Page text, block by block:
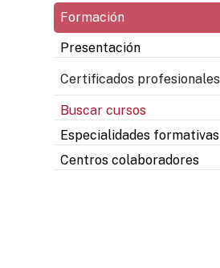
Formación
Presentación
Certificados profesionales
Buscar cursos
Especialidades formativas
Centros colaboradores